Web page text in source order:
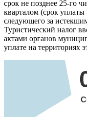
срок не позднее 25-го
кварталом (срок уплаты
следующего за
Туристический налог
актами органов
уплате на территориях